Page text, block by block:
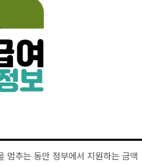
멈추는 동안 정부에서 지원하는 금액